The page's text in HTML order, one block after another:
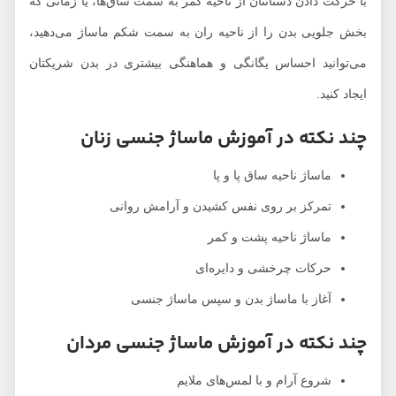
بخش جلویی بدن را از ناحیه ران به سمت شکم ماساژ می‌دهید،
می‌توانید احساس یگانگی و هماهنگی بیشتری در بدن شریکتان
ایجاد کنید.
چند نکته در آموزش ماساژ جنسی زنان
ماساژ ناحیه ساق پا و پا
تمرکز بر روی نفس کشیدن و آرامش روانی
ماساژ ناحیه پشت و کمر
حرکات چرخشی و دایره‌ای
آغاز با ماساژ بدن و سپس ماساژ جنسی
چند نکته در آموزش ماساژ جنسی مردان
شروع آرام و با لمس‌های ملایم